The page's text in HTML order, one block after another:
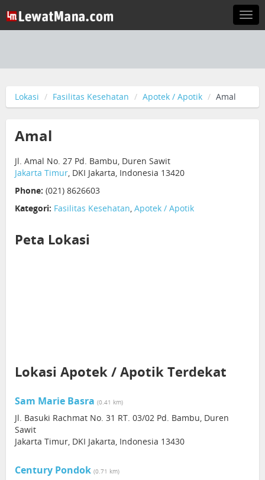
Lokasi Fasilitas Kesehatan Apotek / Apotik Amal
Amal
Jl. Amal No. 27 Pd. Bambu, Duren Sawit
Jakarta Timur, DKI Jakarta, Indonesia 13420
Phone: (021) 8626603
Kategori: Fasilitas Kesehatan, Apotek / Apotik
Peta Lokasi
Lokasi Apotek / Apotik Terdekat
Sam Marie Basra (0.41 km)
Jl. Basuki Rachmat No. 31 RT. 03/02 Pd. Bambu, Duren
Sawit
Jakarta Timur, DKI Jakarta, Indonesia 13430
Century Pondok (0.71 km)